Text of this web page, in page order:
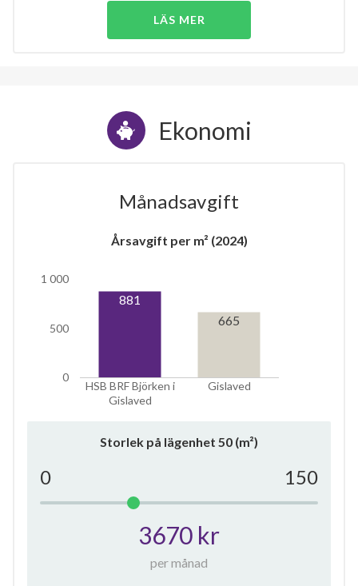
LÄS MER
Ekonomi
Månadsavgift
Årsavgift per m² (2024)
HSB BRF Björken i
Gislaved
Gislaved
0
500
1 000
881
665
Storlek på lägenhet 50 (m²)
0 150
3670 kr
per månad